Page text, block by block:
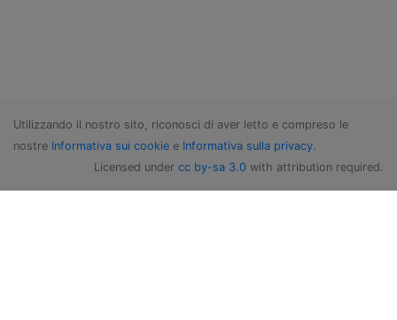
Utilizzando il nostro sito, riconosci di aver letto e compreso le
nostre Informativa sui cookie e Informativa sulla privacy.
Licensed under cc by-sa 3.0 with attribution required.